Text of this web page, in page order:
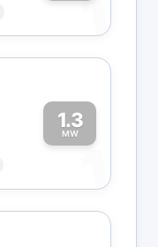
1
1.3
MW
1